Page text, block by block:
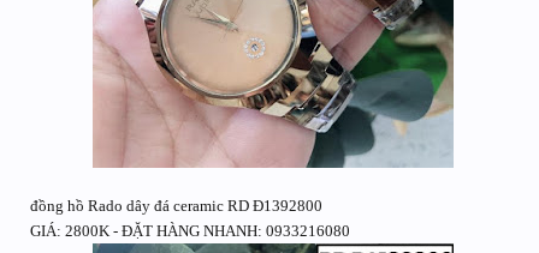
đồng hồ Rado dây đá ceramic RD Đ1392800
GIÁ: 2800K - ĐẶT HÀNG NHANH: 0933216080